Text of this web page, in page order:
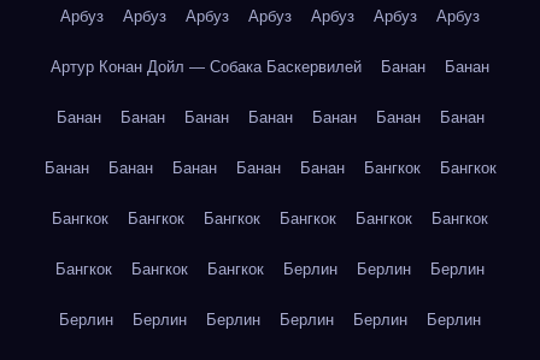
Арбуз Арбуз Арбуз Арбуз Арбуз Арбуз Арбуз
Артур Конан Дойл — Собака Баскервилей Банан Банан
Банан Банан Банан Банан Банан Банан Банан
Банан Банан Банан Банан Банан Бангкок Бангкок
Бангкок Бангкок Бангкок Бангкок Бангкок Бангкок
Бангкок Бангкок Бангкок Берлин Берлин Берлин
Берлин Берлин Берлин Берлин Берлин Берлин